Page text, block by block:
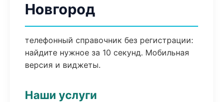
Новгород
телефонный справочник без регистрации:
найдите нужное за 10 секунд. Мобильная
версия и виджеты.
Наши услуги